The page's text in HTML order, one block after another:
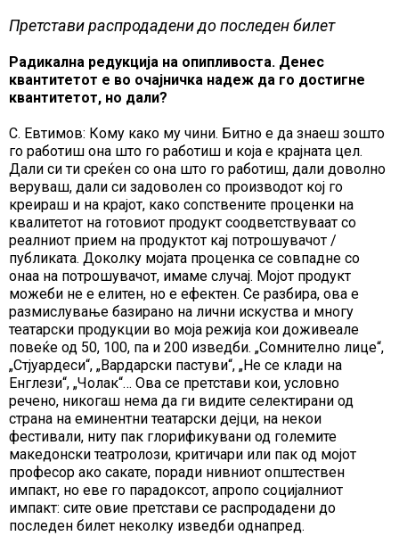
Претстави распродадени до последен билет
Радикална редукција на опипливоста. Денес
квантитетот е во очајничка надеж да го достигне
квантитетот, но дали?
С. Евтимов: Кому како му чини. Битно е да знаеш зошто
го работиш она што го работиш и која е крајната цел.
Дали си ти среќен со она што го работиш, дали доволно
веруваш, дали си задоволен со производот кој го
креираш и на крајот, како сопствените проценки на
квалитетот на готовиот продукт соодветствуваат со
реалниот прием на продуктот кај потрошувачот /
публиката. Доколку мојата проценка се совпадне со
онаа на потрошувачот, имаме случај. Мојот продукт
можеби не е елитен, но е ефектен. Се разбира, ова е
размислување базирано на лични искуства и многу
театарски продукции во моја режија кои доживеале
повеќе од 50, 100, па и 200 изведби. „Сомнително лице“,
„Стјуардеси“, „Вардарски пастуви“, „Не се клади на
Енглези“, „Чолак“… Ова се претстави кои, условно
речено, никогаш нема да ги видите селектирани од
страна на еминентни театарски дејци, на некои
фестивали, ниту пак глорификувани од големите
македонски театролози, критичари или пак од мојот
професор ако сакате, поради нивниот општествен
импакт, но еве го парадоксот, апропо социјалниот
импакт: сите овие претстави се распродадени до
последен билет неколку изведби однапред.